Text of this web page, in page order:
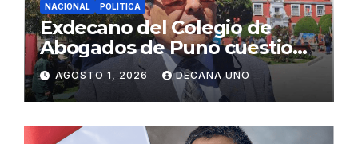
NACIONAL POLÍTICA
Exdecano del Colegio de
Abogados de Puno cuestiona
propuestas sobre seguridad
ciudadana
AGOSTO 1, 2026 DECANA UNO